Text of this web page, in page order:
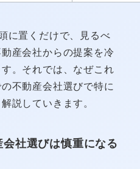
に置くだけで、見るべ
産会社からの提案を冷
。それでは、なぜこれ
不動産会社選びで特に
説していきます。
社選びは慎重になる